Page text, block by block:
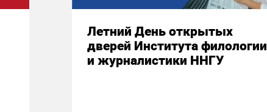
Летний День открытых
дверей Института филологии
и журналистики ННГУ